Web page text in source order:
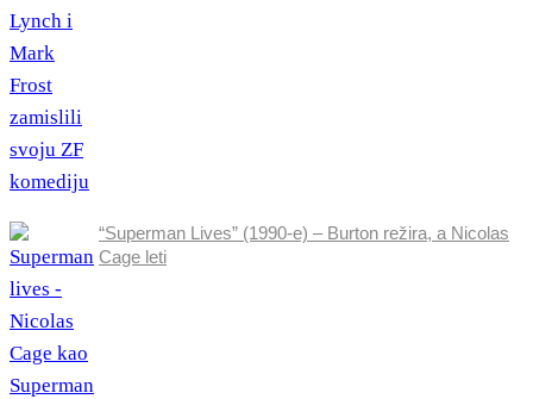
“Superman Lives” (1990-e) – Burton režira, a Nicolas
Cage leti